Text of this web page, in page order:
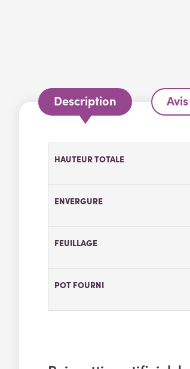
Description
HAUTEUR TOTALE
ENVERGURE
FEUILLAGE
POT FOURNI